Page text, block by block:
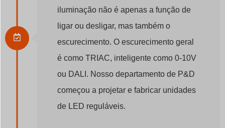
iluminação não é apenas a função de
ligar ou desligar, mas também o
escurecimento. O escurecimento geral
é como TRIAC, inteligente como 0-10V
ou DALI. Nosso departamento de P&D
começou a projetar e fabricar unidades
de LED reguláveis.